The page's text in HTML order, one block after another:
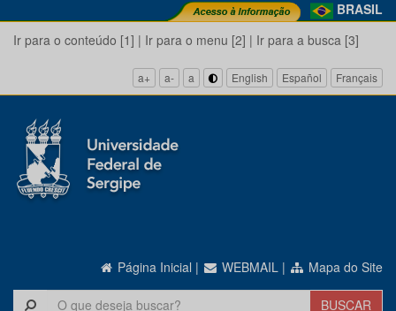
BRASIL
Ir para o conteúdo [1] | Ir para o menu [2] | Ir para a busca [3]
a+ a- a English Español Français
Página Inicial | WEBMAIL | Mapa do Site